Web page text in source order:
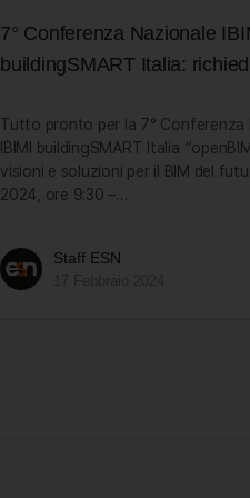
7° Conferenza Nazionale
buildingSMART Italia:
Tutto pronto per la 7° Conferenza
IBIMI buildingSMART Italia
visioni e soluzioni per il BIM del
2024, ore 9:30 –…
Staff ESN